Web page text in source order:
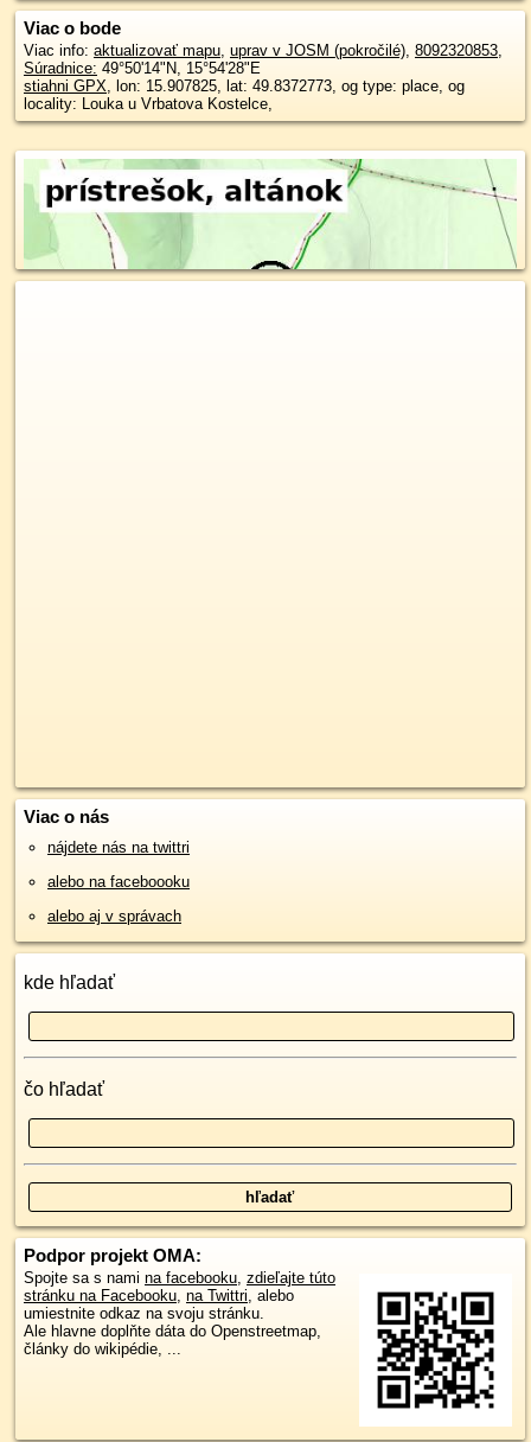
Viac o bode
Viac info: aktualizovať mapu, uprav v JOSM (pokročilé), 8092320853,
Súradnice: 49°50'14"N, 15°54'28"E
stiahni GPX, lon: 15.907825, lat: 49.8372773, og type: place, og
locality: Louka u Vrbatova Kostelce,
Viac o nás
nájdete nás na twittri
alebo na faceboooku
alebo aj v správach
kde hľadať
čo hľadať
Podpor projekt OMA:
Spojte sa s nami na facebooku, zdieľajte túto
stránku na Facebooku, na Twittri, alebo
umiestnite odkaz na svoju stránku.
Ale hlavne doplňte dáta do Openstreetmap,
články do wikipédie, ...